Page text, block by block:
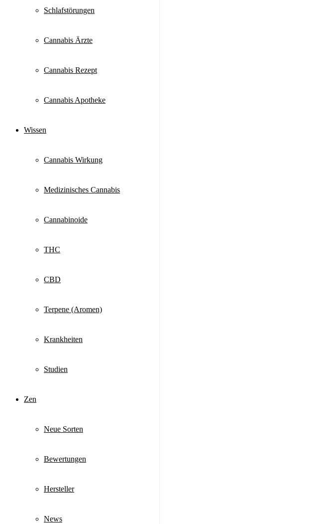
Schlafstörungen
Cannabis Ärzte
Cannabis Rezept
Cannabis Apotheke
Wissen
Cannabis Wirkung
Medizinisches Cannabis
Cannabinoide
THC
CBD
Terpene (Aromen)
Krankheiten
Studien
Zen
Neue Sorten
Bewertungen
Hersteller
News